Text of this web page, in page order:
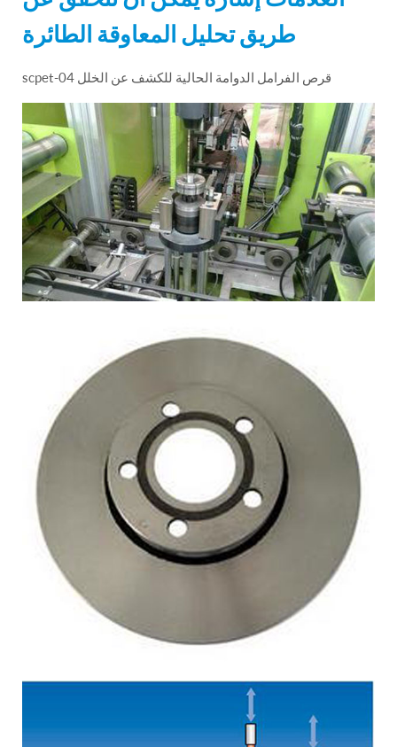
طريق تحليل المعاوقة الطائرة
scpet-04 قرص الفرامل الدوامة الحالية للكشف عن الخلل